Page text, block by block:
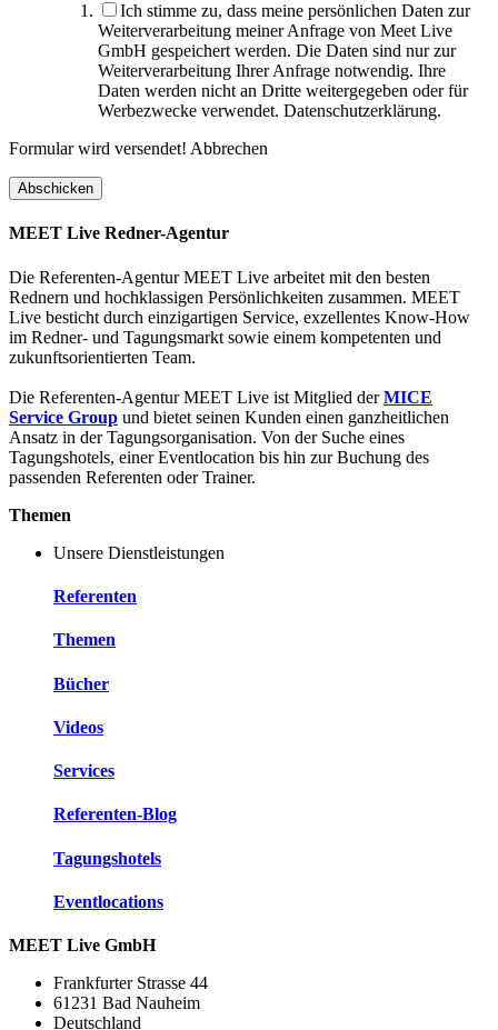
Ich stimme zu, dass meine persönlichen Daten zur
Weiterverarbeitung meiner Anfrage von Meet Live
GmbH gespeichert werden. Die Daten sind nur zur
Weiterverarbeitung Ihrer Anfrage notwendig. Ihre
Daten werden nicht an Dritte weitergegeben oder für
Werbezwecke verwendet. Datenschutzerklärung.
Formular wird versendet! Abbrechen
MEET Live Redner-Agentur
Die Referenten-Agentur MEET Live arbeitet mit den besten
Rednern und hochklassigen Persönlichkeiten zusammen. MEET
Live besticht durch einzigartigen Service, exzellentes Know-How
im Redner- und Tagungsmarkt sowie einem kompetenten und
zukunftsorientierten Team.
Die Referenten-Agentur MEET Live ist Mitglied derMICE
Service Group und bietet seinen Kunden einen ganzheitlichen
Ansatz in der Tagungsorganisation. Von der Suche eines
Tagungshotels, einer Eventlocation bis hin zur Buchung des
passenden Referenten oder Trainer.
Themen
Unsere Dienstleistungen
Referenten
Themen
Bücher
Videos
Services
Referenten-Blog
Tagungshotels
Eventlocations
MEET Live GmbH
Frankfurter Strasse 44
61231 Bad Nauheim
Deutschland